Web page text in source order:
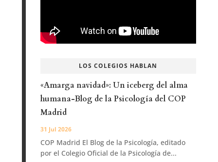
LOS COLEGIOS HABLAN
«Amarga navidad»: Un iceberg del alma
humana-Blog de la Psicología del COP
Madrid
31 Jul 2026
COP Madrid El Blog de la Psicología, editado
por el Colegio Oficial de la Psicología de...